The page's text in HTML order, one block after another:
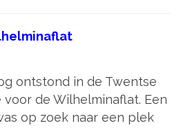
ontstond in de Twentse
de Wilhelminaflat. Een
op zoek naar een plek